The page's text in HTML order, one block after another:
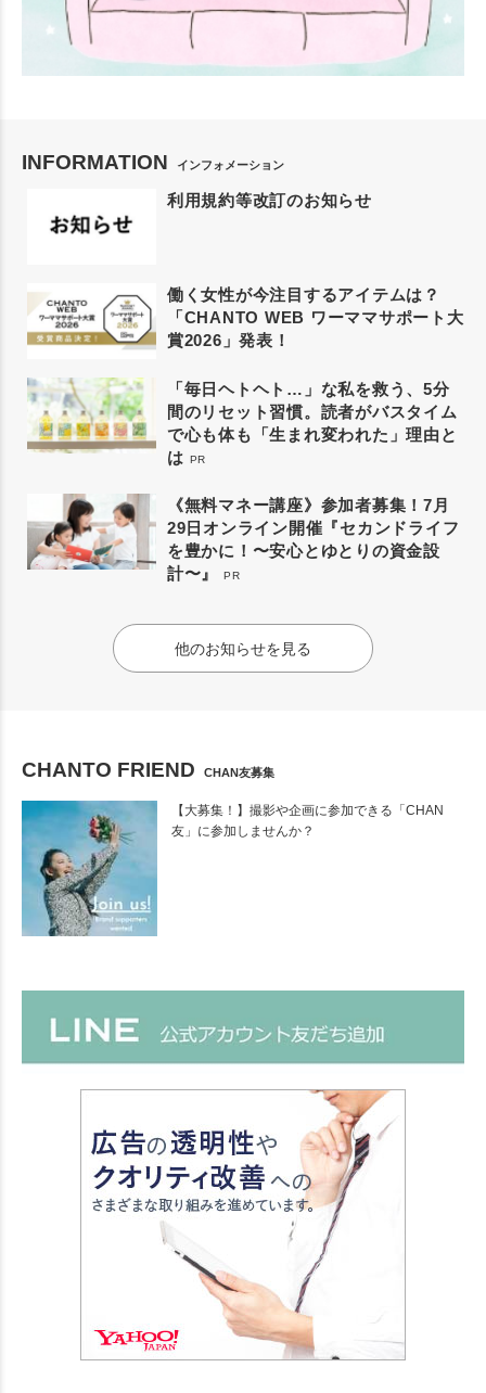
INFORMATION インフォメーション
利用規約等改訂のお知らせ
働く女性が今注目するアイテムは？
「CHANTO WEB ワーママサポート大
賞2026」発表！
「毎日ヘトヘト…」な私を救う、5分
間のリセット習慣。読者がバスタイム
で心も体も「生まれ変われた」理由と
は PR
《無料マネー講座》参加者募集！7月
29日オンライン開催『セカンドライフ
を豊かに！〜安心とゆとりの資金設
計〜』
PR
他のお知らせを見る
CHANTO FRIEND CHAN友募集
【大募集！】撮影や企画に参加できる「CHAN
友」に参加しませんか？